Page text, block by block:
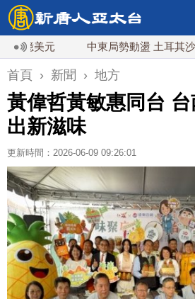
元 中東局勢動盪 土耳其沙特巴
首頁 › 新聞 › 地方
黃偉哲黃敏惠同台
出新滋味
更新時間：2026-06-09 09:26:01